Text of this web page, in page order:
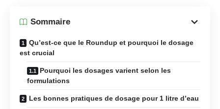
Sommaire
Qu’est-ce que le Roundup et pourquoi le dosage
est crucial
Pourquoi les dosages varient selon les
formulations
Les bonnes pratiques de dosage pour 1 litre d’eau